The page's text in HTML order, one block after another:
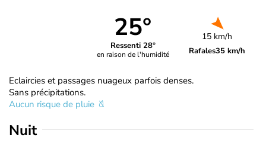
25°
Ressenti 28°
en raison de l'humidité
15 km/h
Rafales35 km/h
Eclaircies et passages nuageux parfois denses.
Sans précipitations.
Aucun risque de pluie
Nuit